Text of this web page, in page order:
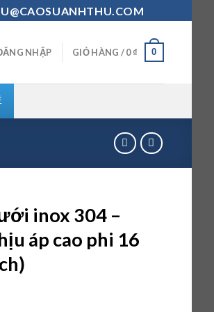
NHẬP GIỎ HÀNG /0₫ 0
inox 304 –
áp cao phi 16